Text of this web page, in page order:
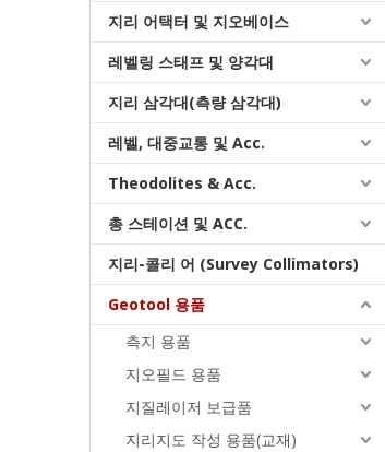
지리 어택터 및 지오베이스
레벨링 스태프 및 양각대
지리 삼각대(측량 삼각대)
레벨, 대중교통 및 Acc.
Theodolites & Acc.
총 스테이션 및 ACC.
지리-콜리 어 (Survey Collimators)
Geotool 용품
측지 용품
지오필드 용품
지질레이저 보급품
지리지도 작성 용품(교재)